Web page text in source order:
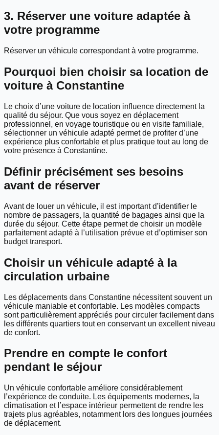
3. Réserver une voiture adaptée à
votre programme
Réserver un véhicule correspondant à votre programme.
Pourquoi bien choisir sa location de
voiture à Constantine
Le choix d’une voiture de location influence directement la
qualité du séjour. Que vous soyez en déplacement
professionnel, en voyage touristique ou en visite familiale,
sélectionner un véhicule adapté permet de profiter d’une
expérience plus confortable et plus pratique tout au long de
votre présence à Constantine.
Définir précisément ses besoins
avant de réserver
Avant de louer un véhicule, il est important d’identifier le
nombre de passagers, la quantité de bagages ainsi que la
durée du séjour. Cette étape permet de choisir un modèle
parfaitement adapté à l’utilisation prévue et d’optimiser son
budget transport.
Choisir un véhicule adapté à la
circulation urbaine
Les déplacements dans Constantine nécessitent souvent un
véhicule maniable et confortable. Les modèles compacts
sont particulièrement appréciés pour circuler facilement dans
les différents quartiers tout en conservant un excellent niveau
de confort.
Prendre en compte le confort
pendant le séjour
Un véhicule confortable améliore considérablement
l’expérience de conduite. Les équipements modernes, la
climatisation et l’espace intérieur permettent de rendre les
trajets plus agréables, notamment lors des longues journées
de déplacement.